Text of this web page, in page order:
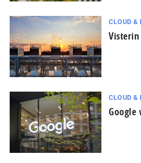
CLOUD &
CLOUD &
Google